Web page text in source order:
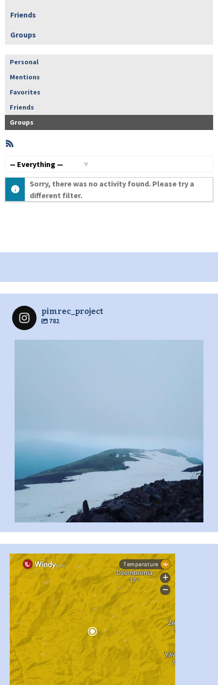
Friends
Groups
Personal
Mentions
Favorites
Friends
Groups
Member
Activities
Sorry, there was no activity found. Please try a
different filter.
pimrec_project
782
...
pimrec_project